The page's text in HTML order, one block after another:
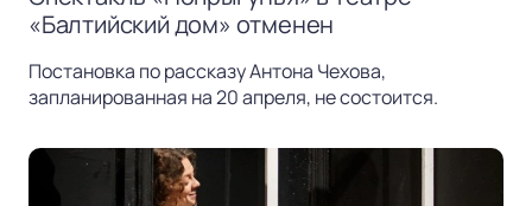
«Балтийский дом» отменен
Постановка по рассказу Антона Чехова,
запланированная на 20 апреля, не состоится.